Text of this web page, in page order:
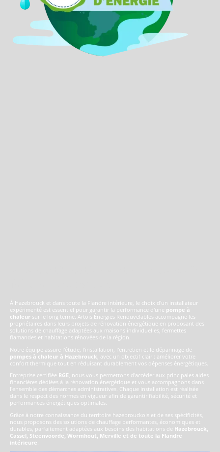
À Hazebrouck et dans toute la Flandre intérieure, le choix d'un installateur
expérimenté est essentiel pour garantir la performance d'une pompe à
chaleur sur le long terme. Artois Énergies Renouvelables accompagne les
propriétaires dans leurs projets de rénovation énergétique en proposant des
solutions de chauffage adaptées aux maisons individuelles, fermettes
flamandes et habitations rénovées de la région.
Notre équipe assure l'étude, l'installation, l'entretien et le dépannage de
pompes à chaleur à Hazebrouck , avec un objectif clair : améliorer votre
confort thermique tout en réduisant durablement vos dépenses énergétiques.
Entreprise certifiée RGE, nous vous permettons d'accéder aux principales aides
financières dédiées à la rénovation énergétique et vous accompagnons dans
l'ensemble des démarches administratives. Chaque installation est réalisée
dans le respect des normes en vigueur afin de garantir fiabilité, sécurité et
performances énergétiques optimales.
Grâce à notre connaissance du territoire hazebrouckois et de ses spécificités,
nous proposons des solutions de chauffage performantes, économiques et
durables, parfaitement adaptées aux besoins des habitations de Hazebrouck,
Cassel, Steenvoorde, Wormhout, Merville et de toute la Flandre
intérieure.